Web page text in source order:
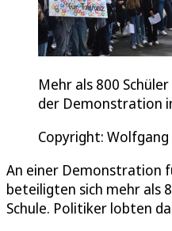
Mehr als 800
der Demonstration
Copyright:
An einer Demonstration
beteiligten sich mehr als
Schule. Politiker lobten